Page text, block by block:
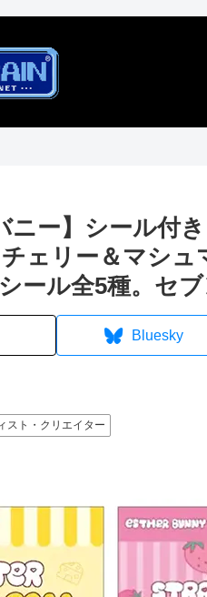
ニー】シール付
ェリー＆マシ
ール全5種。セ
Bluesky
スト・クリエイター